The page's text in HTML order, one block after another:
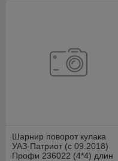
Шарнир поворот кулака
УАЗ-Патриот (с 09.2018)
Профи 236022 (4*4) длин